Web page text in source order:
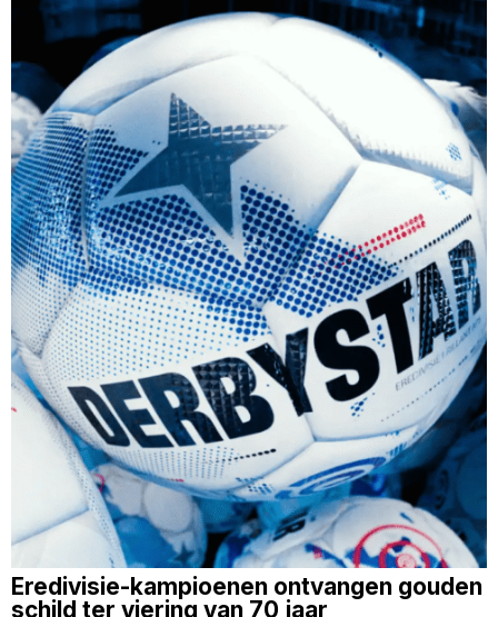
Eredivisie-kampioenen ontvangen gouden
schild ter viering van 70 jaar